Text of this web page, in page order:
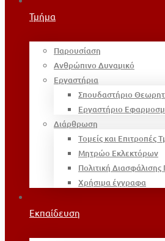
Τμήμα
Παρουσίαση
Ανθρώπινο Δυναμικό
Εργαστήρια
Σπουδαστήριο
Εργαστήριο
Διάρθρωση
Τομείς και Επιτροπές
Μητρώο Εκλεκτόρων
Πολιτική Διασφάλισης
Χρήσιμα έγγραφα
Εκπαίδευση